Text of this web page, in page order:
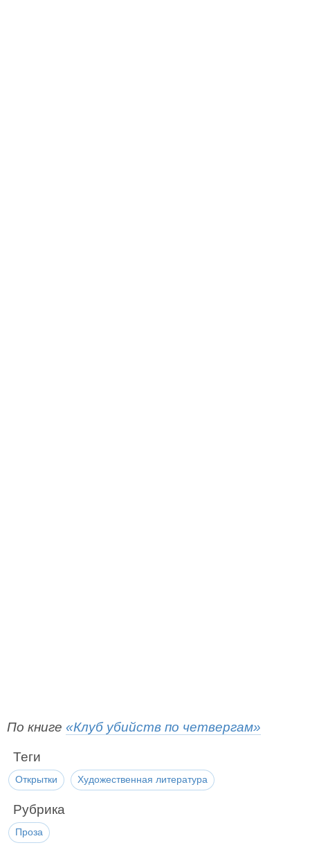
По книге «Клуб убийств по четвергам»
Теги
Открытки Художественная литература
Рубрика
Проза